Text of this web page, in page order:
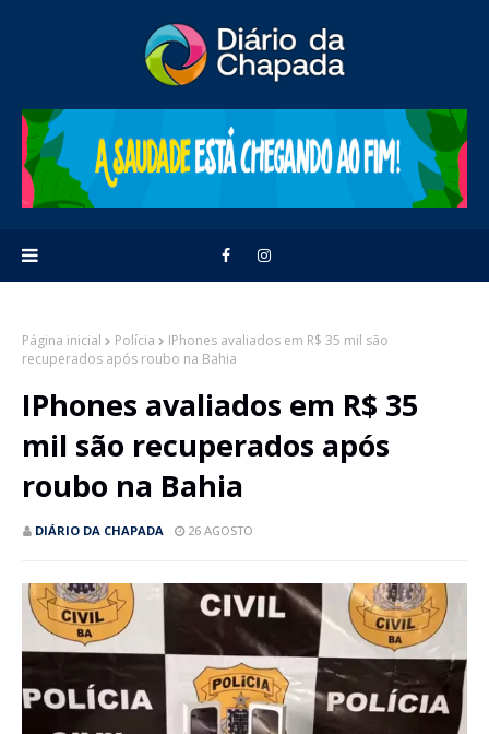
Página inicial Polícia
IPhones avaliados em R$ 35 mil são
recuperados após roubo na Bahia
IPhones avaliados em R$ 35
mil são recuperados após
roubo na Bahia
DIÁRIO DA CHAPADA 26 AGOSTO